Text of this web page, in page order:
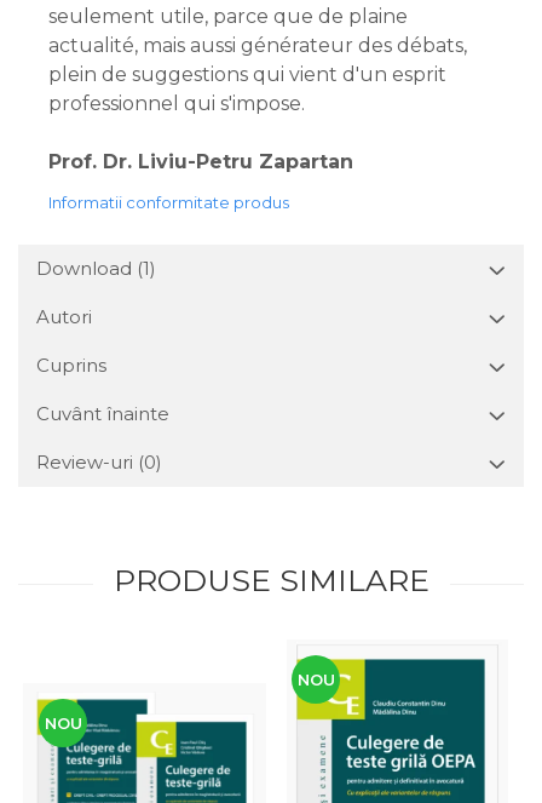
seulement utile, parce que de plaine
actualité, mais aussi générateur des débats,
plein de suggestions qui vient d'un esprit
professionnel qui s'impose.
Prof. Dr. Liviu-Petru Zapartan
Informatii conformitate produs
Download (1)
Autori
Cuprins
Cuvânt înainte
Review-uri (0)
PRODUSE SIMILARE
NOU
NOU